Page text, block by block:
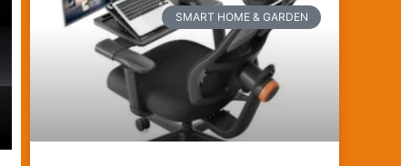
SMART HOME & GARDEN